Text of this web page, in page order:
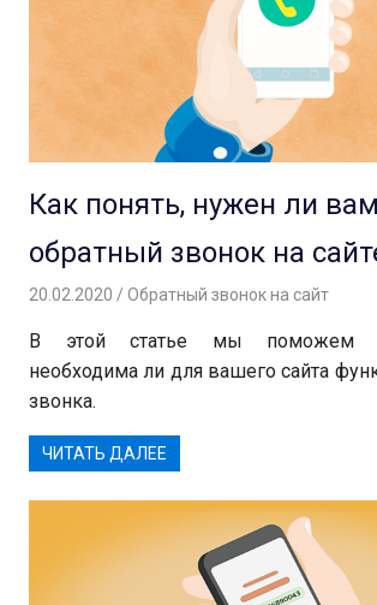
Как понять, нужен ли вам
обратный звонок на
20.02.2020 Вероника
Обратный звонок на сайт
В этой статье мы поможем
необходима ли для вашего сайта
звонка.
ЧИТАТЬ ДАЛЕЕ